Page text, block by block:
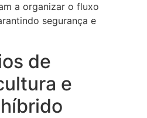
a organizar o fluxo
segurança e
de
e